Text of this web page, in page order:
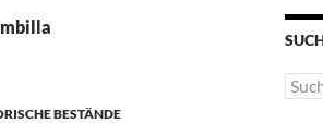
BESTÄNDE
nach: